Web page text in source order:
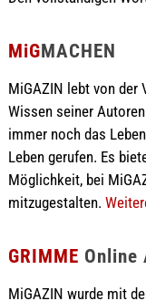
MiGMACHEN
MiGAZIN lebt von der
Wissen seiner
immer noch das
Leben gerufen. Es
Möglichkeit, bei
mitzugestalten.
GRIMME Online
MiGAZIN wurde mit